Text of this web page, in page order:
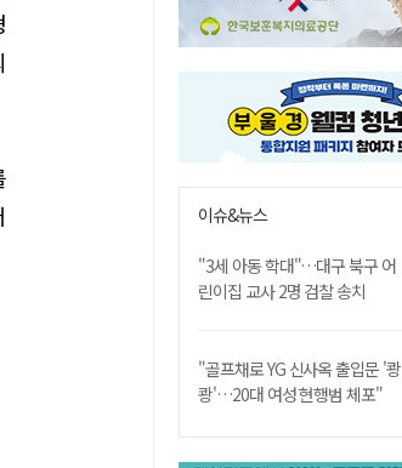
이슈&뉴스
"3세 아동 학대"…대구 북구 어
린이집 교사 2명 검찰 송치
"골프채로 YG 신사옥 출입문 '쾅
쾅'…20대 여성 현행범 체포"